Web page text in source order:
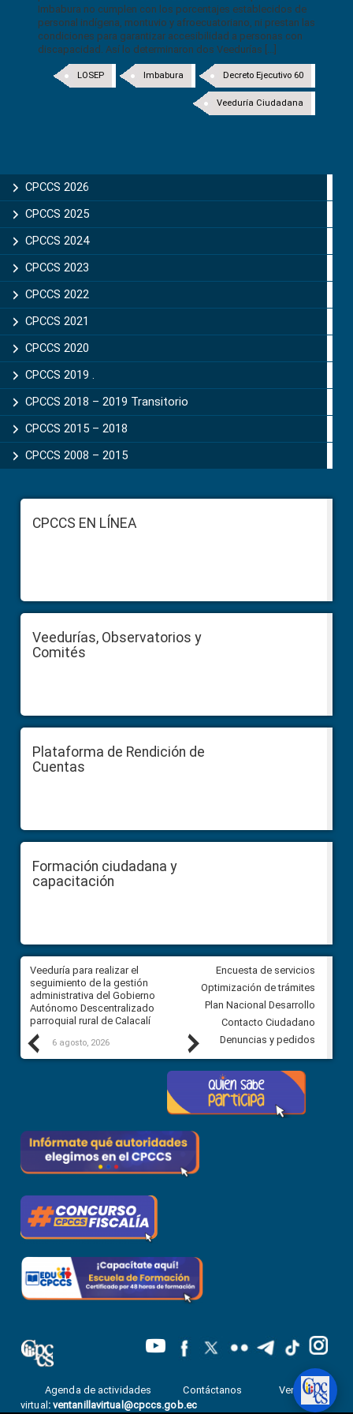
Imbabura no cumplen con los porcentajes establecidos de
personal indígena, montuvio y afroecuatoriano, ni prestan las
condiciones para garantizar accesibilidad a personas con
discapacidad. Así lo determinaron dos Veedurías [...]
Decreto Ejecutivo 60
Imbabura
LOSEP
Veeduría Ciudadana
CPCCS 2026
CPCCS 2025
CPCCS 2024
CPCCS 2023
CPCCS 2022
CPCCS 2021
CPCCS 2020
CPCCS 2019 .
CPCCS 2018 – 2019 Transitorio
CPCCS 2015 – 2018
CPCCS 2008 – 2015
FooterCPCCS EN LÍNEA
Veedurías, Observatorios y
Comités
Plataforma de Rendición de
Cuentas
Formación ciudadana y
capacitación
Previous
Veeduría para realizar el
seguimiento de la gestión
administrativa del Gobierno
Autónomo Descentralizado
parroquial rural de Calacalí
6 agosto, 2026
Veeduría para vigilar los
derivados de la Audiencia
comunidad Urbina, parroquia
Carolina
5 agosto, 2026
Next
Encuesta de servicios
Optimización de trámites
Plan Nacional Desarrollo
Contacto Ciudadano
Denuncias y pedidos
Agenda de actividades Contáctanos
Ventanilla
virtual : ventanillavirtual@cpccs.gob.ec